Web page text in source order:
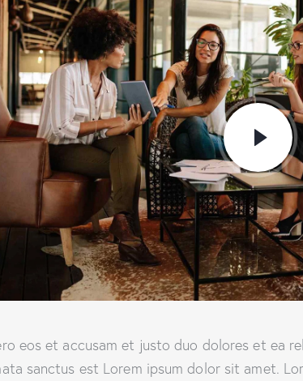
eos et accusam et justo duo dolores et ea
sanctus est Lorem ipsum dolor sit amet.